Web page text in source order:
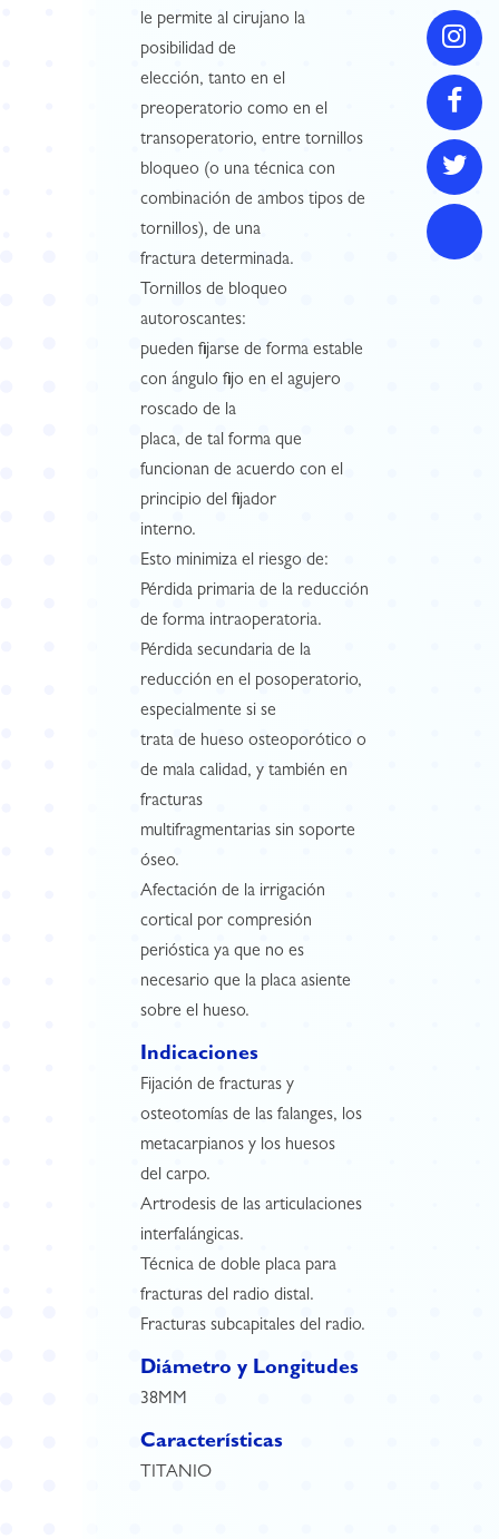
le permite al cirujano la
posibilidad de
elección, tanto en el
preoperatorio como en el
transoperatorio, entre tornillos
bloqueo (o una técnica con
combinación de ambos tipos de
tornillos), de una
fractura determinada.
Tornillos de bloqueo
autoroscantes:
pueden fijarse de forma estable
con ángulo fijo en el agujero
roscado de la
placa, de tal forma que
funcionan de acuerdo con el
principio del fijador
interno.
Esto minimiza el riesgo de:
Pérdida primaria de la reducción
de forma intraoperatoria.
Pérdida secundaria de la
reducción en el posoperatorio,
especialmente si se
trata de hueso osteoporótico o
de mala calidad, y también en
fracturas
multifragmentarias sin soporte
óseo.
Afectación de la irrigación
cortical por compresión
perióstica ya que no es
necesario que la placa asiente
sobre el hueso.
Indicaciones
Fijación de fracturas y
osteotomías de las falanges, los
metacarpianos y los huesos
del carpo.
Artrodesis de las articulaciones
interfalángicas.
Técnica de doble placa para
fracturas del radio distal.
Fracturas subcapitales del radio.
Diámetro y Longitudes
38MM
Características
TITANIO